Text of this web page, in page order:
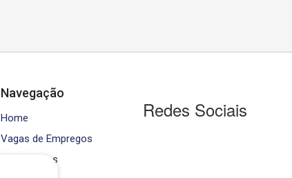
Navegação
Home
Vagas de Empregos
Contratados
Redes Sociais